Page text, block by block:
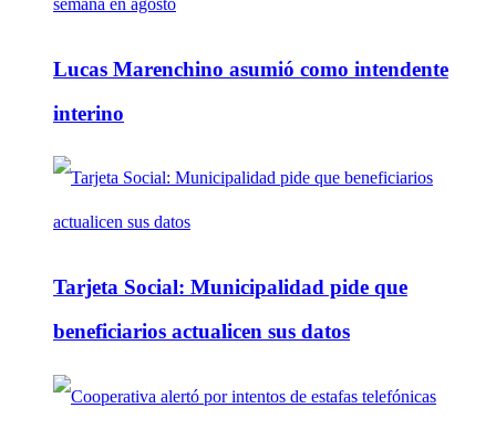
Lucas Marenchino asumió como intendente
interino
Tarjeta Social: Municipalidad pide que
beneficiarios actualicen sus datos